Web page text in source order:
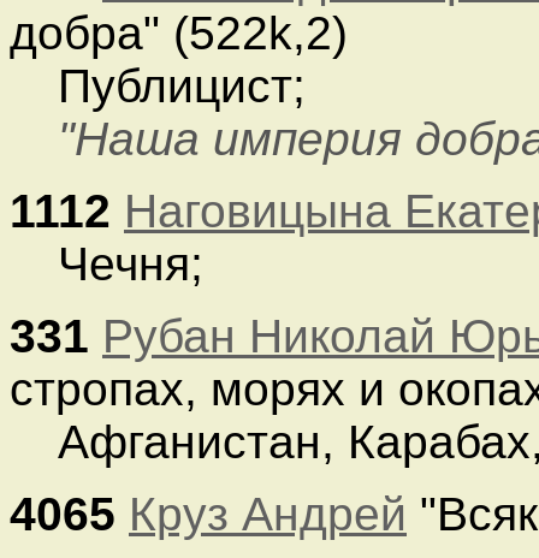
добра" (522k,2)
Публицист;
"Наша империя
1112 Наговицына
Чечня;
331 Рубан Николай
стропах, морях и
Афганистан,
4065 Круз Андрей